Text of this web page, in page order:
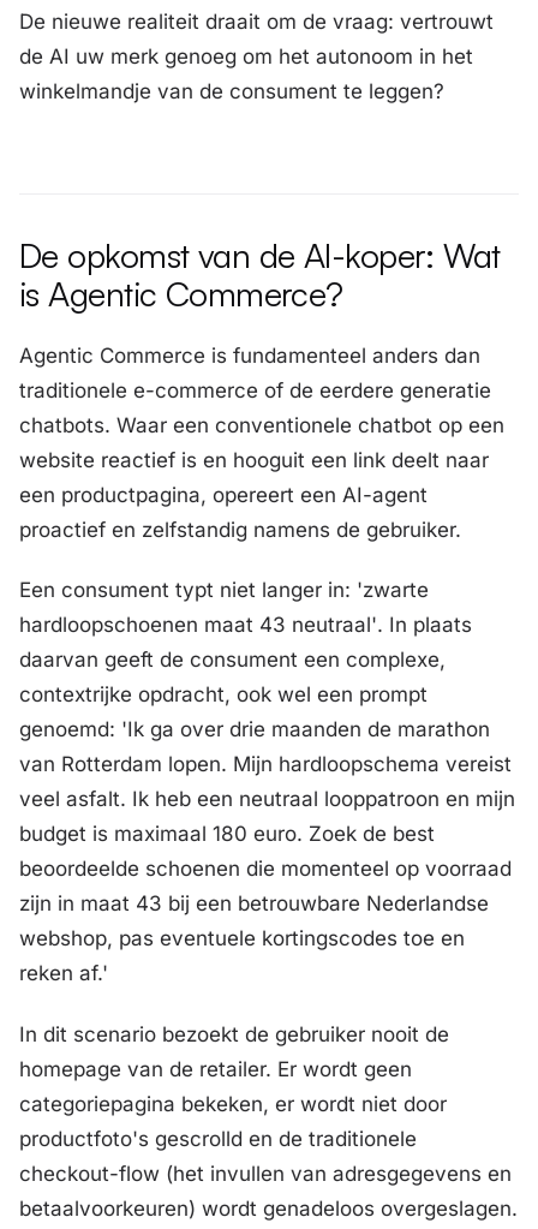
De nieuwe realiteit draait om de vraag: vertrouwt
de AI uw merk genoeg om het autonoom in het
winkelmandje van de consument te leggen?
De opkomst van de AI-koper: Wat
is Agentic Commerce?
Agentic Commerce is fundamenteel anders dan
traditionele e-commerce of de eerdere generatie
chatbots. Waar een conventionele chatbot op een
website reactief is en hooguit een link deelt naar
een productpagina, opereert een AI-agent
proactief en zelfstandig namens de gebruiker.
Een consument typt niet langer in: 'zwarte
hardloopschoenen maat 43 neutraal'. In plaats
daarvan geeft de consument een complexe,
contextrijke opdracht, ook wel een prompt
genoemd: 'Ik ga over drie maanden de marathon
van Rotterdam lopen. Mijn hardloopschema vereist
veel asfalt. Ik heb een neutraal looppatroon en mijn
budget is maximaal 180 euro. Zoek de best
beoordeelde schoenen die momenteel op voorraad
zijn in maat 43 bij een betrouwbare Nederlandse
webshop, pas eventuele kortingscodes toe en
reken af.'
In dit scenario bezoekt de gebruiker nooit de
homepage van de retailer. Er wordt geen
categoriepagina bekeken, er wordt niet door
productfoto's gescrolld en de traditionele
checkout-flow (het invullen van adresgegevens en
betaalvoorkeuren) wordt genadeloos overgeslagen.